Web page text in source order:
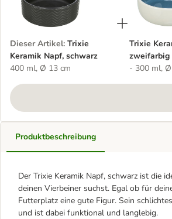
Dieser Artikel: Trixie
Keramik Napf, schwarz
400 ml, Ø 13 cm
Trixie
zweifarbig
- 300 ml,
Produktbeschreibung
Der Trixie Keramik Napf, schwarz ist die
deinen Vierbeiner suchst. Egal ob für
Futterplatz eine gute Figur. Sein
und ist dabei funktional und langlebig.